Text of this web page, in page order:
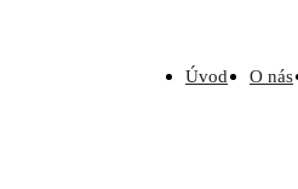
Úvod O nás